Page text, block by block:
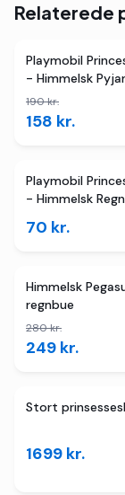
Relaterede
2butikker
Playmobil
- Himmelsk
71362 - 56 Dele
190kr.
158 kr.
Playmobil
- Himmelsk
70 kr.
Himmelsk
regnbue
280kr.
249 kr.
Stort
1699 kr.